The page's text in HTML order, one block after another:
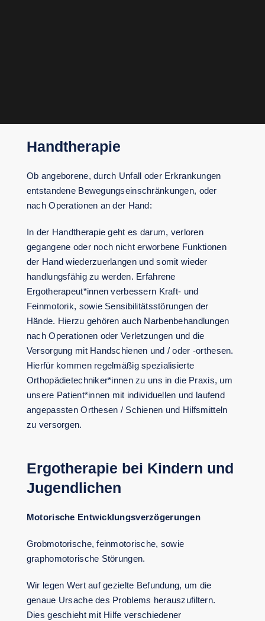
Handtherapie
Ob angeborene, durch Unfall oder Erkrankungen
entstandene Bewegungseinschränkungen, oder
nach Operationen an der Hand:
In der Handtherapie geht es darum, verloren
gegangene oder noch nicht erworbene Funktionen
der Hand wiederzuerlangen und somit wieder
handlungsfähig zu werden. Erfahrene
Ergotherapeut*innen verbessern Kraft- und
Feinmotorik, sowie Sensibilitätsstörungen der
Hände. Hierzu gehören auch Narbenbehandlungen
nach Operationen oder Verletzungen und die
Versorgung mit Handschienen und / oder -orthesen.
Hierfür kommen regelmäßig spezialisierte
Orthopädietechniker*innen zu uns in die Praxis, um
unsere Patient*innen mit individuellen und laufend
angepassten Orthesen / Schienen und Hilfsmitteln
zu versorgen.
Ergotherapie bei Kindern und
Jugendlichen
Motorische Entwicklungsverzögerungen
Grobmotorische, feinmotorische, sowie
graphomotorische Störungen.
Wir legen Wert auf gezielte Befundung, um die
genaue Ursache des Problems herauszufiltern.
Dies geschieht mit Hilfe verschiedener